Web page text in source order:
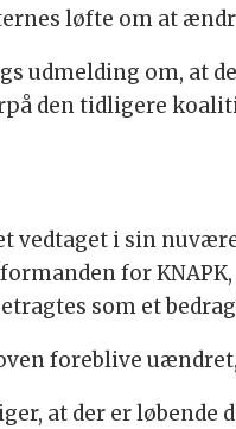
løfte om at
udmelding om,
den tidligere
vedtaget i sin
for
som et
foreblive
at der er